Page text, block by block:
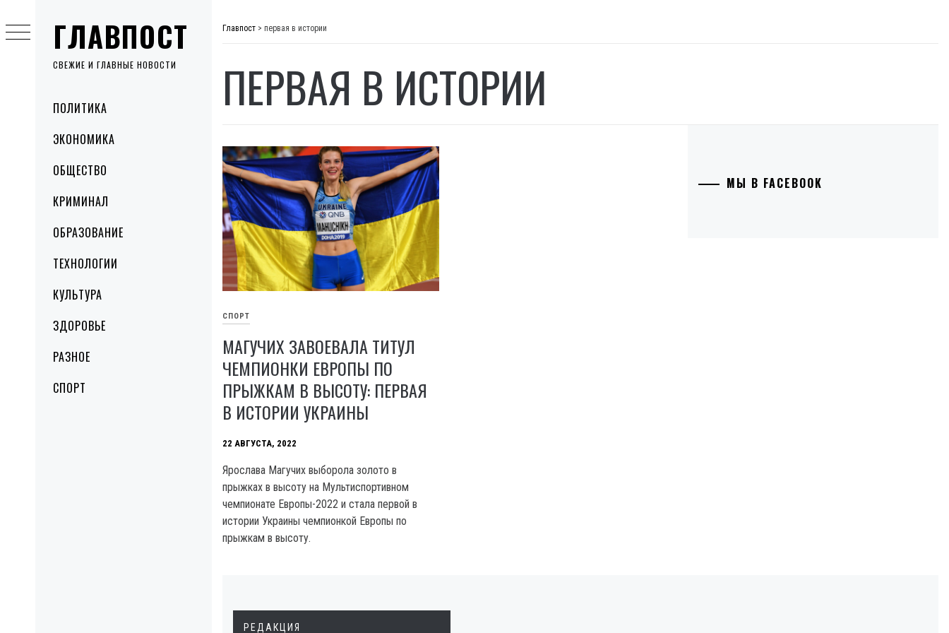
ГЛАВПОСТ
СВЕЖИЕ И ГЛАВНЫЕ НОВОСТИ
MenuПОЛИТИКА
ЭКОНОМИКА
ОБЩЕСТВО
КРИМИНАЛ
ОБРАЗОВАНИЕ
ТЕХНОЛОГИИ
КУЛЬТУРА
ЗДОРОВЬЕ
РАЗНОЕ
СПОРТ
to
content
Главпост > первая в истории
ПЕРВАЯ В ИСТОРИИ
СПОРТ
МАГУЧИХ ЗАВОЕВАЛА ТИТУЛ
ЧЕМПИОНКИ ЕВРОПЫ ПО
ПРЫЖКАМ В ВЫСОТУ: ПЕРВАЯ
В ИСТОРИИ УКРАИНЫ
22 АВГУСТА, 2022
Ярослава Магучих выборола золото в
прыжках в высоту на Мультиспортивном
чемпионате Европы-2022 и стала первой в
истории Украины чемпионкой Европы по
прыжкам в высоту.
МЫ В FACEBOOK
РЕДАКЦИЯ